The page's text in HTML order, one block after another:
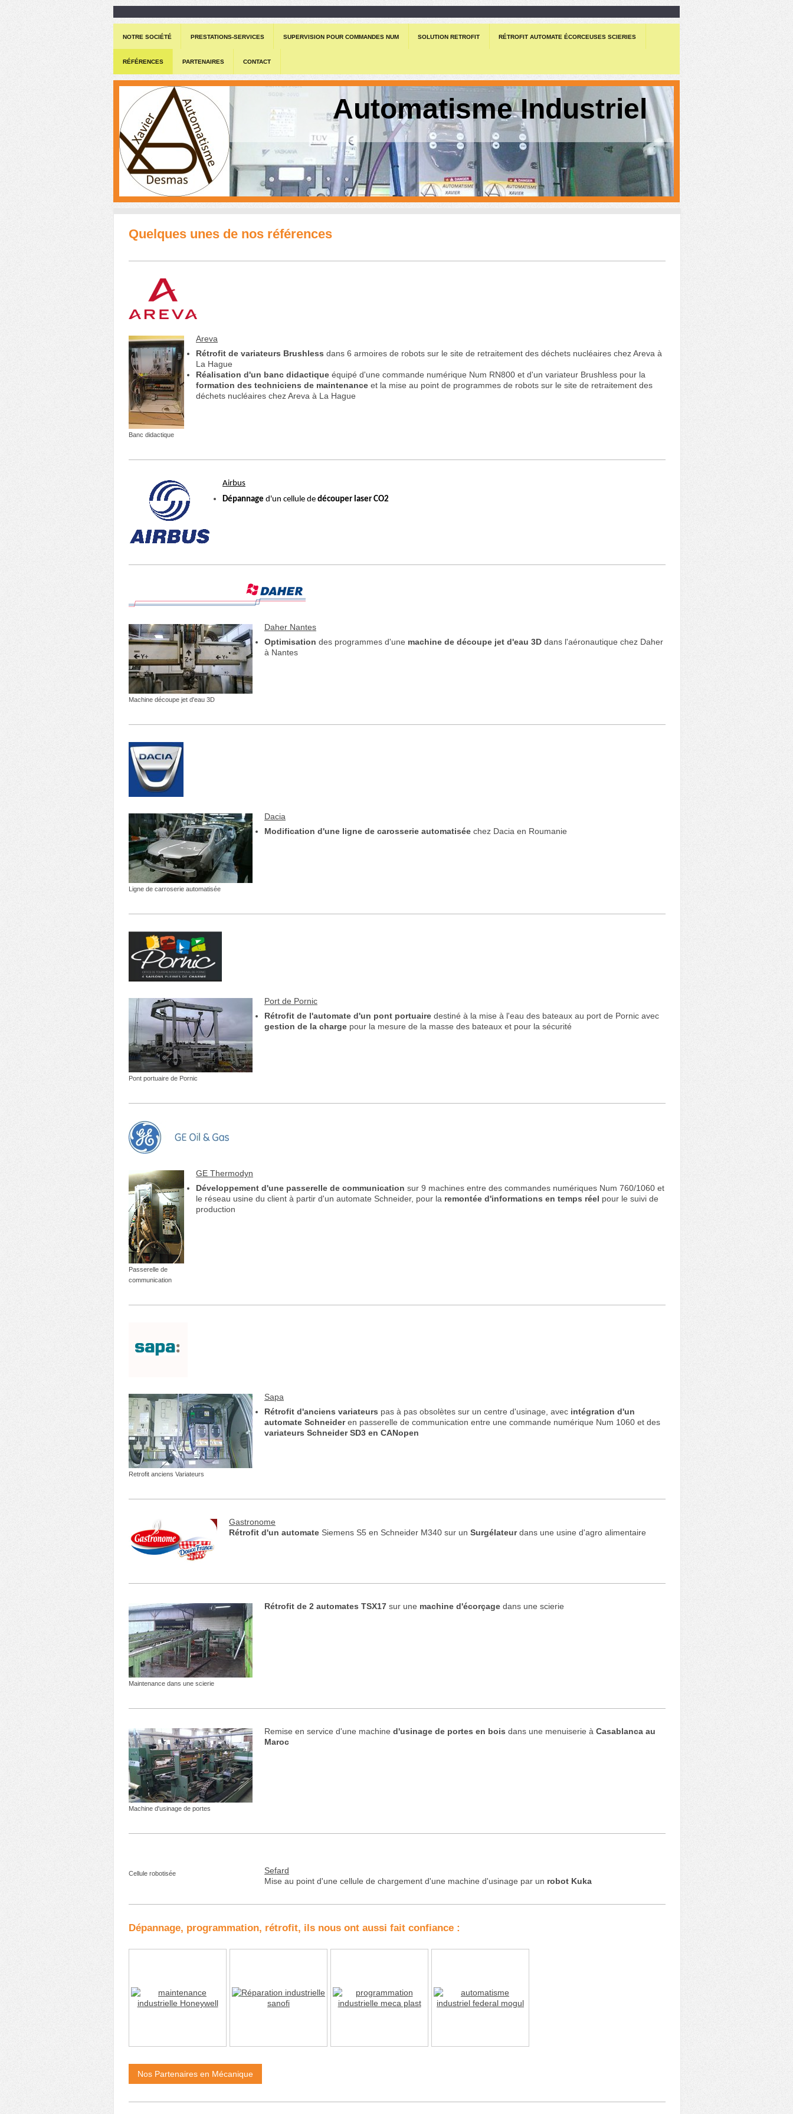
NOTRE SOCIÉTÉ PRESTATIONS-SERVICES SUPERVISION POUR COMMANDES NUM SOLUTION RETROFIT RÉTROFIT AUTOMATE ÉCORCEUSES SCIERIES
RÉFÉRENCES PARTENAIRES CONTACT
Automatisme Industriel
Quelques unes de nos références
Banc didactique
Areva
Rétrofit de variateurs Brushless dans 6 armoires de robots sur le site de retraitement des déchets nucléaires chez Areva à
La Hague
Réalisation d'un banc didactique équipé d'une commande numérique Num RN800 et d'un variateur Brushless pour la
formation des techniciens de maintenance et la mise au point de programmes de robots sur le site de retraitement des
déchets nucléaires chez Areva à La Hague
Airbus
Dépannage d'un cellule de découper laser CO2
Machine découpe jet d'eau 3D
Daher Nantes
Optimisation des programmes d'une machine de découpe jet d'eau 3D dans l'aéronautique chez Daher
à Nantes
Ligne de carroserie automatisée
Dacia
Modification d'une ligne de carosserie automatisée chez Dacia en Roumanie
Pont portuaire de Pornic
Port de Pornic
Rétrofit de l'automate d'un pont portuaire destiné à la mise à l'eau des bateaux au port de Pornic avec
gestion de la charge pour la mesure de la masse des bateaux et pour la sécurité
Passerelle de
communication
GE Thermodyn
Développement d'une passerelle de communication sur 9 machines entre des commandes numériques Num 760/1060 et
le réseau usine du client à partir d'un automate Schneider, pour la remontée d'informations en temps réel pour le suivi de
production
Retrofit anciens Variateurs
Sapa
Rétrofit d'anciens variateurs pas à pas obsolètes sur un centre d'usinage, avec intégration d'un
automate Schneideren passerelle de communication entre une commande numérique Num 1060 et des
variateurs Schneider SD3 en CANopen
Gastronome
Rétrofit d'un automate Siemens S5 en Schneider M340 sur un Surgélateurdans une usine d'agro alimentaire
Maintenance dans une scierie
Rétrofit de 2 automates TSX17 sur une machine d'écorçage dans une scierie
Machine d'usinage de portes
Remise en service d'une machine d'usinage de portes en bois dans une menuiserie à Casablanca au
Maroc
Cellule robotisée
Sefard
Mise au point d'une cellule de chargement d'une machine d'usinage par un robot Kuka
Dépannage, programmation, rétrofit, ils nous ont aussi fait confiance :
Nos Partenaires en Mécanique